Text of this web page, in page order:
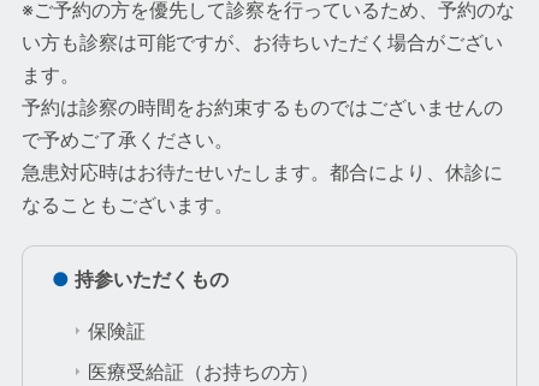
※ご予約の方を優先して診察を行っているため、予約のな
い方も診察は可能ですが、お待ちいただく場合がござい
ます。
予約は診察の時間をお約束するものではございませんの
で予めご了承ください。
急患対応時はお待たせいたします。都合により、休診に
なることもございます。
● 持参いただくもの
保険証
医療受給証（お持ちの方）